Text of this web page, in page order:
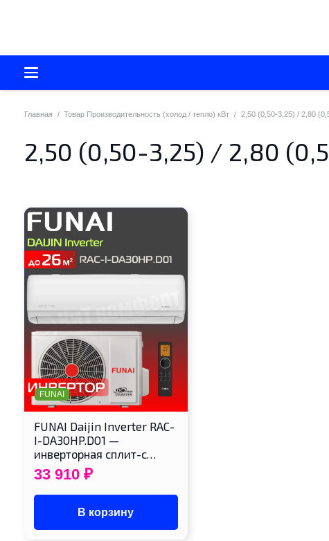
Главная / Товар Производительность (холод / тепло) кВт / 2,50 (0,50-3,25) / 2,80
2,50 (0,50-3,25) / 2,80
FUNAI
FUNAI Daijin Inverter RAC-
I-DA30HP.D01 —
инверторная сплит-с…
33 910 ₽
В корзину